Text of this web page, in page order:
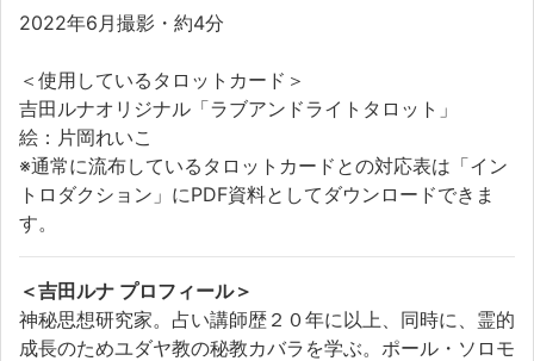
2022年6月撮影・約4分
＜使用しているタロットカード＞
吉田ルナオリジナル「ラブアンドライトタロット」
絵：片岡れいこ
※通常に流布しているタロットカードとの対応表は「イン
トロダクション」にPDF資料としてダウンロードできま
す。
＜吉田ルナ プロフィール＞
神秘思想研究家。占い講師歴２０年に以上、同時に、霊的
成長のためユダヤ教の秘教カバラを学ぶ。ポール・ソロモ